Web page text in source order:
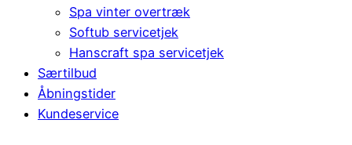
Spa vinter overtræk
Softub servicetjek
Hanscraft spa servicetjek
Særtilbud
Åbningstider
Kundeservice